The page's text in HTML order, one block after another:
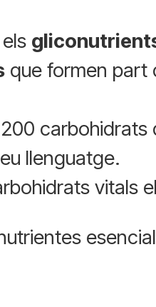
que formen part
carbohidrats
llenguatge.
vitals